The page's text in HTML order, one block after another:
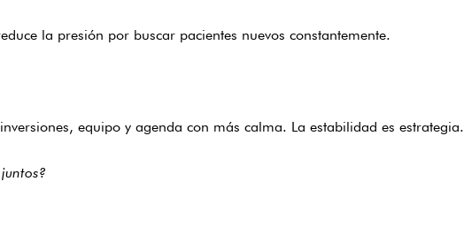
la presión por buscar pacientes nuevos constantemente.
equipo y agenda con más calma. La estabilidad es estrategia.